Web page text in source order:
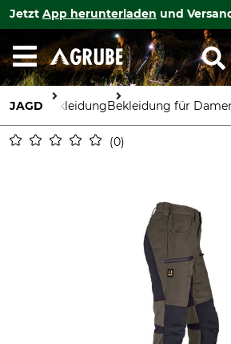
Jetzt App herunterladen und
JAGD BekleidungBekleidung für
0